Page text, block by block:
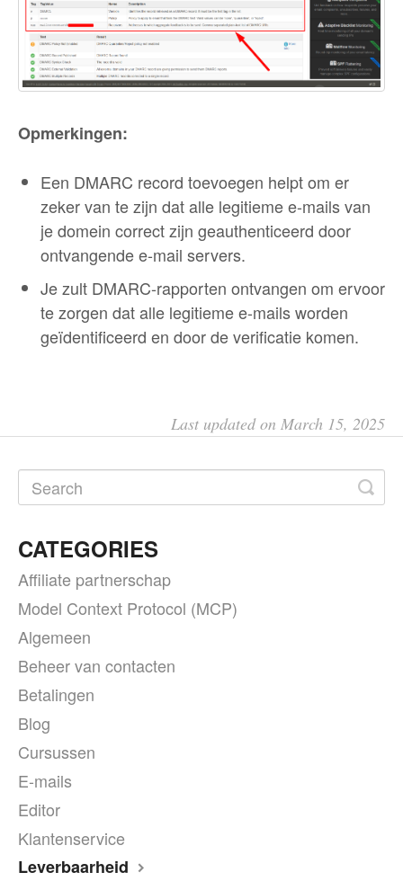
Opmerkingen:
Een DMARC record toevoegen helpt om er
zeker van te zijn dat alle legitieme e-mails van
je domein correct zijn geauthenticeerd door
ontvangende e-mail servers.
Je zult DMARC-rapporten ontvangen om ervoor
te zorgen dat alle legitieme e-mails worden
geïdentificeerd en door de verificatie komen.
Last updated on March 15, 2025
CATEGORIES
Affiliate partnerschap
Model Context Protocol (MCP)
Algemeen
Beheer van contacten
Betalingen
Blog
Cursussen
E-mails
Editor
Klantenservice
Leverbaarheid